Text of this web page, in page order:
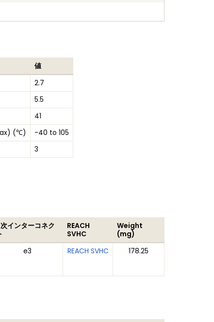
値
2.7
5.5
41
(℃)
-40 to 105
3
インターコネク
REACH
SVHC
Weight
(mg)
e3 REACH SVHC 178.25